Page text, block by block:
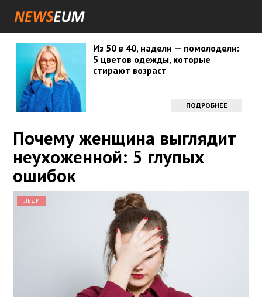
Из 50 в 40, надели — помолодели:
5 цветов одежды, которые
стирают возраст
ПОДРОБНЕЕ
Почему женщина выглядит
неухоженной: 5 глупых
ошибок
ЛЕДИ